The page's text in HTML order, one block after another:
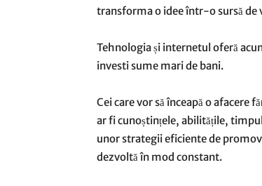
transforma o idee într-o sursă de
Tehnologia și internetul oferă
investi sume mari de bani.
Cei care vor să înceapă o afacere
ar fi cunoștințele, abilitățile,
unor strategii eficiente de
dezvoltă în mod constant.